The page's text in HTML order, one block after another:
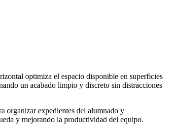
optimiza el espacio disponible en superficies
un acabado limpio y discreto sin distracciones
organizar expedientes del alumnado y
y mejorando la productividad del equipo.